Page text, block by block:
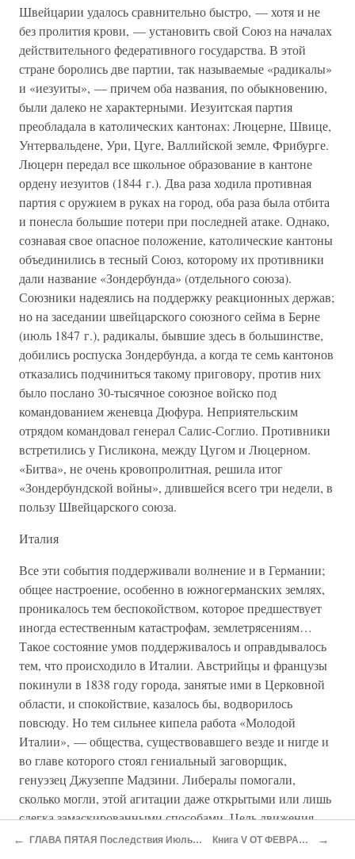
Швейцарии удалось сравнительно быстро, — хотя и не
без пролития крови, — установить свой Союз на началах
действительного федеративного государства. В этой
стране боролись две партии, так называемые «радикалы»
и «иезуиты», — причем оба названия, по обыкновению,
были далеко не характерными. Иезуитская партия
преобладала в католических кантонах: Люцерне, Швице,
Унтервальдене, Ури, Цуге, Валлийской земле, Фрибурге.
Люцерн передал все школьное образование в кантоне
ордену иезуитов (1844 г.). Два раза ходила противная
партия с оружием в руках на город, оба раза была отбита
и понесла большие потери при последней атаке. Однако,
сознавая свое опасное положение, католические кантоны
объединились в тесный Союз, которому их противники
дали название «Зондербунда» (отдельного союза).
Союзники надеялись на поддержку реакционных держав;
но на заседании швейцарского союзного сейма в Берне
(июль 1847 г.), радикалы, бывшие здесь в большинстве,
добились роспуска Зондербунда, а когда те семь кантонов
отказались подчиниться такому приговору, против них
было послано 30-тысячное союзное войско под
командованием женевца Дюфура. Неприятельским
отрядом командовал генерал Салис-Соглио. Противники
встретились у Гисликона, между Цугом и Люцерном.
«Битва», не очень кровопролитная, решила итог
«Зондербундской войны», длившейся всего три недели, в
пользу Швейцарского союза.
Италия
Все эти события поддерживали волнение и в Германии;
общее настроение, особенно в южногерманских землях,
проникалось тем беспокойством, которое предшествует
иногда естественным катастрофам, землетрясениям…
Такое состояние умов поддерживалось и оправдывалось
тем, что происходило в Италии. Австрийцы и французы
покинули в 1838 году города, занятые ими в Церковной
области, и спокойствие, казалось бы, водворилось
повсюду. Но тем сильнее кипела работа «Молодой
Италии», — общества, существовавшего везде и нигде и
во главе которого стоял гениальный заговорщик,
генуэзец Джузеппе Мадзини. Либералы помогали,
сколько могли, этой агитации даже открытыми или лишь
слегка замаскированными способами. Цель движения,
простая и ясная, состояла в освобождении от
← ГЛАВА ПЯТАЯ Последствия Июльской революции: Бельгия, Голландия, Швейцария. Германия с 1830 по 1840 г. Россия и польское восстание Книга V ОТ ФЕВРАЛЬСКОЙ РЕВОЛЮЦИИ ДО ФРАНКФУРТСКОГО МИРА 1848-1871 →